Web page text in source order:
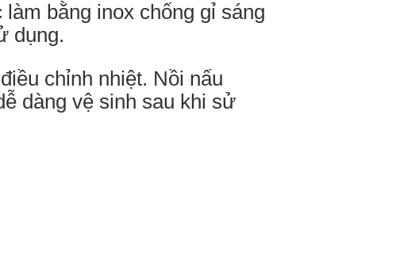
bằng inox chống gỉ sáng
dụng.
chỉnh nhiệt. Nồi nấu
dàng vệ sinh sau khi sử